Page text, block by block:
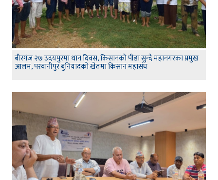
बीरगंज २७ उदयपुरमा धान दिवस, किसानको पीडा सुन्दै महानगरका प्रमुख
आलम, परवानीपुर बुनियादको खेतमा किसान महासंघ